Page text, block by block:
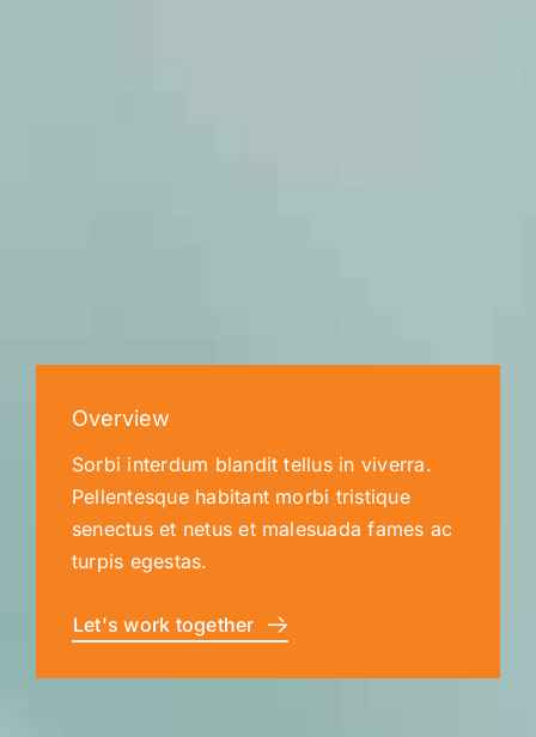
Overview
Sorbi interdum blandit tellus in viverra.
Pellentesque habitant morbi tristique
senectus et netus et malesuada fames ac
turpis egestas.
Let's work together